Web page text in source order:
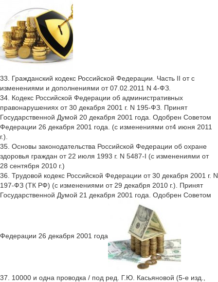
33. Гражданский кодекс Российской Федерации. Часть II от с
изменениями и дополнениями от 07.02.2011 N 4-ФЗ.
34. Кодекс Российской Федерации об административных
правонарушениях от 30 декабря 2001 г. N 195-ФЗ. Принят
Государственной Думой 20 декабря 2001 года. Одобрен Советом
Федерации 26 декабря 2001 года. (с изменениями от4 июня 2011
г.).
35. Основы законодательства Российской Федерации об охране
здоровья граждан от 22 июля 1993 г. N 5487-I (с изменениями от
28 сентября 2010 г.)
36. Трудовой кодекс Российской Федерации от 30 декабря 2001 г. N
197-ФЗ (ТК РФ) (с изменениями от 29 декабря 2010 г.). Принят
Государственной Думой 21 декабря 2001 года. Одобрен Советом
Федерации 26 декабря 2001 года
37. 10000 и одна проводка / под ред. Г.Ю. Касьяновой (5-е изд.,